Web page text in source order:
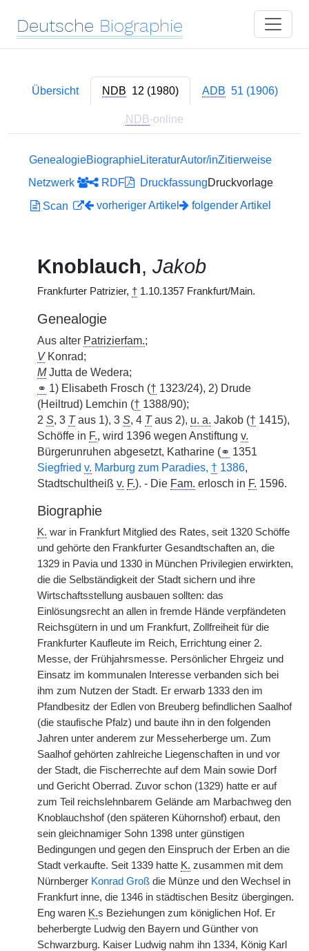
Deutsche Biographie
Übersicht NDB 12 (1980) ADB 51 (1906)
NDB-online
GenealogieBiographieLiteraturAutor/inZitierweise
Netzwerk
RDF DruckfassungDruckvorlage
Scan
vorheriger Artikel folgender Artikel
Knoblauch, Jakob
Frankfurter Patrizier, † 1.10.1357 Frankfurt/Main.
Genealogie
Aus alter Patrizierfam.;
VKonrad;
MJutta de Wedera;
⚭ 1) Elisabeth Frosch († 1323/24), 2) Drude
(Heiltrud) Lemchin († 1388/90);
2 S, 3 Taus 1), 3 S, 4 Taus 2), u. a. Jakob († 1415),
Schöffe in F., wird 1396 wegen Anstiftung v.
Bürgerunruhen abgesetzt, Katharine (⚭ 1351
Siegfried v. Marburg zum Paradies, † 1386,
Stadtschultheiß v. F.). - Die Fam. erlosch in F. 1596.
Biographie
K. war in Frankfurt Mitglied des Rates, seit 1320 Schöffe
und gehörte den Frankfurter Gesandtschaften an, die
1329 in Pavia und 1330 in München Privilegien erwirkten,
die die Selbständigkeit der Stadt sichern und ihre
Wirtschaftsstellung ausbauen sollten: das
Einlösungsrecht an allen in fremde Hände verpfändeten
Reichsgütern in und um Frankfurt, Zollfreiheit für die
Frankfurter Kaufleute im Reich, Errichtung einer 2.
Messe, der Frühjahrsmesse. Persönlicher Ehrgeiz und
Einsatz im kommunalen Interesse verbanden sich bei
ihm zum Nutzen der Stadt. Er erwarb 1333 den im
Pfandbesitz der Edlen von Breuberg befindlichen Saalhof
(die staufische Pfalz) und baute ihn in den folgenden
Jahren unter anderem zur Messeherberge um. Zum
Saalhof gehörten zahlreiche Liegenschaften in und vor
der Stadt, die Fischerrechte auf dem Main sowie Dorf
und Gericht Oberrad. Zuvor schon (1329) hatte er auf
zum Teil reichslehnbarem Gelände am Marbachweg den
Knoblauchshof (den späteren Kühornshof) erbaut, den
sein gleichnamiger Sohn 1398 unter günstigen
Bedingungen und gegen den Einspruch der Erben an die
Stadt verkaufte. Seit 1339 hatte K. zusammen mit dem
Nürnberger Konrad Groß die Münze und den Wechsel in
Frankfurt inne, die 1346 in städtischen Besitz übergingen.
Eng waren K.s Beziehungen zum königlichen Hof. Er
beherbergte Ludwig den Bayern und Günther von
Schwarzburg. Kaiser Ludwig nahm ihn 1334, König Karl